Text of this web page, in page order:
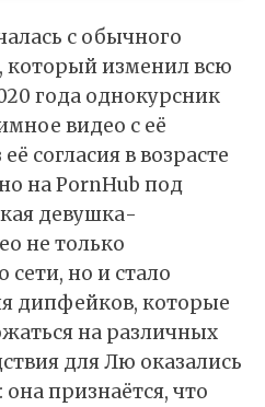
с обычного
который изменил всю
года однокурсник
видео с её
согласия в возрасте
наPornHub под
девушка-
не только
сети, но и стало
дипфейков, которые
на различных
для Лю оказались
признаётся, что